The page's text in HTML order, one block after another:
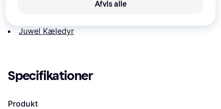
Juwel Kæledyr
Specifikationer
Produkt
Afvis alle